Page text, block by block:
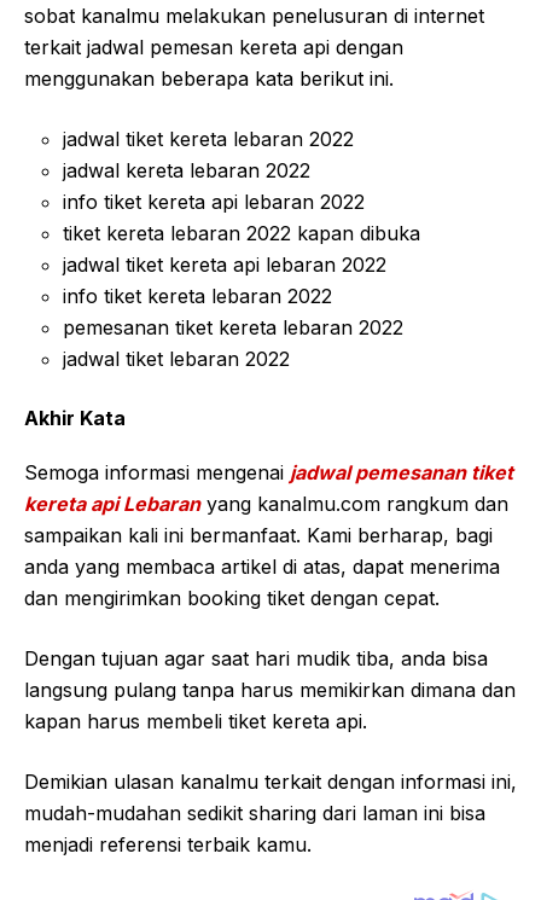
sobat kanalmu melakukan penelusuran di internet
terkait jadwal pemesan kereta api dengan
menggunakan beberapa kata berikut ini.
jadwal tiket kereta lebaran 2022
jadwal kereta lebaran 2022
info tiket kereta api lebaran 2022
tiket kereta lebaran 2022 kapan dibuka
jadwal tiket kereta api lebaran 2022
info tiket kereta lebaran 2022
pemesanan tiket kereta lebaran 2022
jadwal tiket lebaran 2022
Akhir Kata
Semoga informasi mengenai jadwal pemesanan tiket
kereta api Lebaranyang kanalmu.com rangkum dan
sampaikan kali ini bermanfaat. Kami berharap, bagi
anda yang membaca artikel di atas, dapat menerima
dan mengirimkan booking tiket dengan cepat.
Dengan tujuan agar saat hari mudik tiba, anda bisa
langsung pulang tanpa harus memikirkan dimana dan
kapan harus membeli tiket kereta api.
Demikian ulasan kanalmu terkait dengan informasi ini,
mudah-mudahan sedikit sharing dari laman ini bisa
menjadi referensi terbaik kamu.